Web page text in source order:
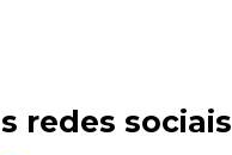
redes sociais